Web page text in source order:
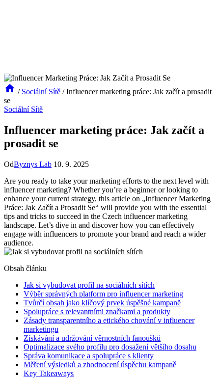
/ Sociální Sítě / Influencer marketing práce: Jak začít a prosadit
se
Sociální Sítě
Influencer marketing práce: Jak začít a
prosadit se
OdByznys Lab 10. 9. 2025
Are you ready to take your marketing efforts to the next level with
influencer marketing? Whether you’re a beginner or looking to
enhance your current strategy, this article on „Influencer Marketing
Práce: Jak Začít a Prosadit Se“ will provide you with the essential
tips and tricks to succeed in the Czech influencer marketing
landscape. Let’s dive in and discover how you can effectively
engage with influencers to promote your brand and reach a wider
audience.
Obsah článku
Jak si vybudovat profil na sociálních sítích
Výběr správných platform pro influencer marketing
Tvůrčí obsah jako klíčový prvek úspěšné kampaně
Spolupráce s relevantními značkami a produkty
Zásady transparentního a etického chování v influencer
marketingu
Získávání a udržování věrnostních fanoušků
Optimalizace svého profilu pro dosažení většího dosahu
Správa komunikace a spolupráce s klienty
Měření výsledků a zhodnocení úspěchu kampaně
Key Takeaways